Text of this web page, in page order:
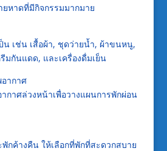
ยหาดที่มีกิจกรรมมากมาย
น เช่น เสื้อผ้า, ชุดว่ายน้ำ, ผ้าขนหนู,
กันแดด, และเครื่องดื่มเย็น
ากาศ
กาศล่วงหน้าเพื่อวางแผนการพักผ่อน
กค้างคืน ให้เลือกที่พักที่สะดวกสบาย